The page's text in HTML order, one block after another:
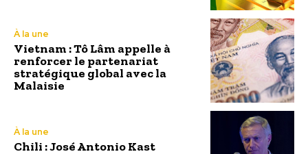
À la une
Vietnam : Tô Lâm appelle à
renforcer le partenariat
stratégique global avec la
Malaisie
À la une
Chili : José Antonio Kast